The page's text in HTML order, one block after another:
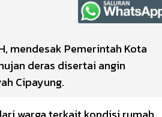
mendesak Pemerintah Kota
deras disertai angin
Cipayung.